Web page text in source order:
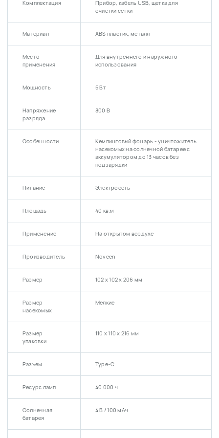
Комплектация
Прибор, кабель USB, щетка для
очистки сетки
Материал ABS пластик, металл
Место
применения
Для внутреннего и наружного
использования
Мощность 5 Вт
Напряжение
разряда
800 В
Особенности
Кемпинговый фонарь - уничтожитель
насекомых на солнечной батарее с
аккумулятором до 13 часов без
подзарядки
Питание Электросеть
Площадь 40 кв.м
Применение На открытом воздухе
Производитель Noveen
Размер 102 x 102 x 206 мм
Размер
насекомых
Мелкие
Размер
упаковки
110 х 110 х 216 мм
Разъем Type-C
Ресурс ламп 40 000 ч
Солнечная
батарея
4 В / 100 мАч